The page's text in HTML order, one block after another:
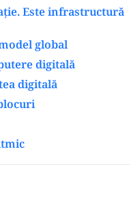
Este infrastructură
global
digitală
digitală